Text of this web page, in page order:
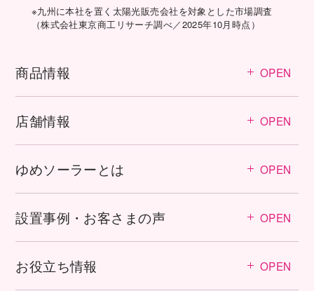
※九州に本社を置く太陽光販売会社を対象とした市場調査
（株式会社東京商工リサーチ調べ／2025年10月時点）
商品情報 OPEN
店舗情報 OPEN
ゆめソーラーとは OPEN
設置事例・お客さまの声 OPEN
お役立ち情報 OPEN